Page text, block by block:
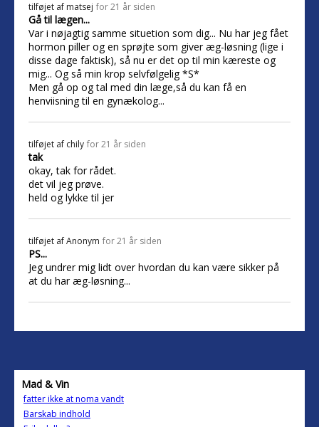
tilføjet af matsej for 21 år siden
Gå til lægen...
Var i nøjagtig samme situetion som dig... Nu har jeg fået
hormon piller og en sprøjte som giver æg-løsning (lige i
disse dage faktisk), så nu er det op til min kæreste og
mig... Og så min krop selvfølgelig *S*
Men gå op og tal med din læge,så du kan få en
henviisning til en gynækolog...
tilføjet af chily for 21 år siden
tak
okay, tak for rådet.
det vil jeg prøve.
held og lykke til jer
tilføjet afAnonym for 21 år siden
PS...
Jeg undrer mig lidt over hvordan du kan være sikker på
at du har æg-løsning...
Mad & Vin
fatter ikke at noma vandt
Barskab indhold